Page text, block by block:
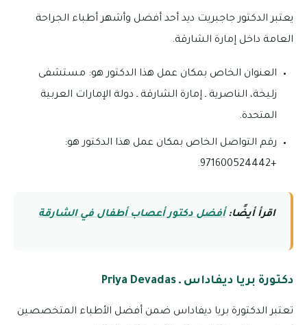
يعتبر الدكتور جاجبريت ديد أحد أفضل وأشهر أطباء الجراحة
العامة داخل إمارة الشارقة.
العنوان الخاص بمكان عمل هذا الدكتور هو: مستشفى
زليخة، الناصرية ـ إمارة الشارقة ـ دولة الإمارات العربية
المتحدة.
رقم التواصل الخاص بمكان عمل هذا الدكتور هو:
+971600524442.
اقرأ أيضًا:أفضل دكتور أعصاب أطفال في الشارقة
دكتورة بريا ديفاداس ـ Priya Devadas
تعتبر الدكتورة بريا ديفاداس ضمن أفضل الأطباء المتخصصين